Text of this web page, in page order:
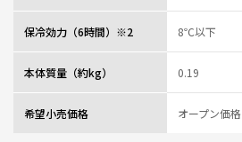
レビュー一
保冷効力（6時間）※2 8℃以下
本体質量（約kg） 0.19
希望小売価格 オープン価格